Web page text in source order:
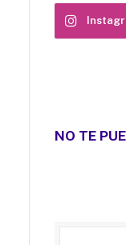
NO TE